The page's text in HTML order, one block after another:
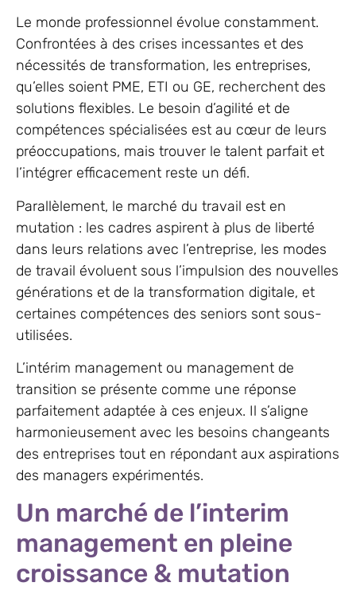
Le monde professionnel évolue constamment.
Confrontées à des crises incessantes et des
nécessités de transformation, les entreprises,
qu’elles soient PME, ETI ou GE, recherchent des
solutions flexibles. Le besoin d’agilité et de
compétences spécialisées est au cœur de leurs
préoccupations, mais trouver le talent parfait et
l’intégrer efficacement reste un défi.
Parallèlement, le marché du travail est en
mutation : les cadres aspirent à plus de liberté
dans leurs relations avec l’entreprise, les modes
de travail évoluent sous l’impulsion des nouvelles
générations et de la transformation digitale, et
certaines compétences des seniors sont sous-
utilisées.
L’intérim management ou management de
transition se présente comme une réponse
parfaitement adaptée à ces enjeux. Il s’aligne
harmonieusement avec les besoins changeants
des entreprises tout en répondant aux aspirations
des managers expérimentés.
Un marché de l’interim
management en pleine
croissance & mutation